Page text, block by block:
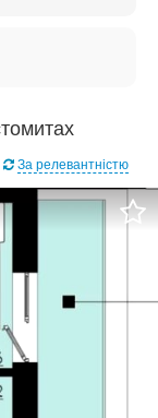
За релевантністю